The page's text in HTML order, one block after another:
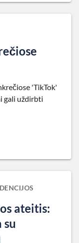
'TikTok'
gali uždirbti
ateitis: